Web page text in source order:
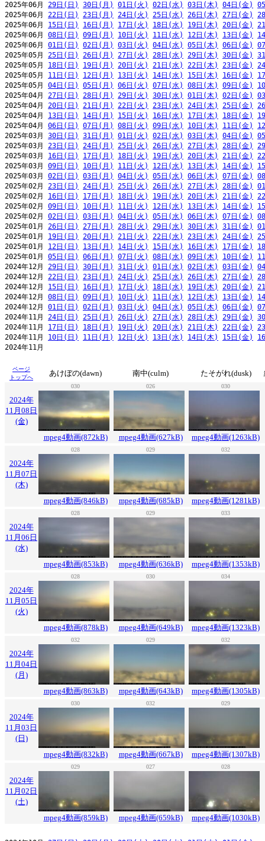
2025年06月 29日(日) 30日(月) 01日(火) 02日(水) 03日(木) 04日(金)
2025年06月 22日(日) 23日(月) 24日(火) 25日(水) 26日(木) 27日(金)
2025年06月 15日(日) 16日(月) 17日(火) 18日(水) 19日(木) 20日(金)
2025年06月 08日(日) 09日(月) 10日(火) 11日(水) 12日(木) 13日(金)
2025年06月 01日(日) 02日(月) 03日(火) 04日(水) 05日(木) 06日(金)
2025年05月 25日(日) 26日(月) 27日(火) 28日(水) 29日(木) 30日(金)
2025年05月 18日(日) 19日(月) 20日(火) 21日(水) 22日(木) 23日(金)
2025年05月 11日(日) 12日(月) 13日(火) 14日(水) 15日(木) 16日(金)
2025年05月 04日(日) 05日(月) 06日(火) 07日(水) 08日(木) 09日(金)
2025年04月 27日(日) 28日(月) 29日(火) 30日(水) 01日(木) 02日(金)
2025年04月 20日(日) 21日(月) 22日(火) 23日(水) 24日(木) 25日(金)
2025年04月 13日(日) 14日(月) 15日(火) 16日(水) 17日(木) 18日(金)
2025年04月 06日(日) 07日(月) 08日(火) 09日(水) 10日(木) 11日(金)
2025年03月 30日(日) 31日(月) 01日(火) 02日(水) 03日(木) 04日(金)
2025年03月 23日(日) 24日(月) 25日(火) 26日(水) 27日(木) 28日(金)
2025年03月 16日(日) 17日(月) 18日(火) 19日(水) 20日(木) 21日(金)
2025年03月 09日(日) 10日(月) 11日(火) 12日(水) 13日(木) 14日(金)
2025年03月 02日(日) 03日(月) 04日(火) 05日(水) 06日(木) 07日(金)
2025年02月 23日(日) 24日(月) 25日(火) 26日(水) 27日(木) 28日(金)
2025年02月 16日(日) 17日(月) 18日(火) 19日(水) 20日(木) 21日(金)
2025年02月 09日(日) 10日(月) 11日(火) 12日(水) 13日(木) 14日(金)
2025年02月 02日(日) 03日(月) 04日(火) 05日(水) 06日(木) 07日(金)
2025年01月 26日(日) 27日(月) 28日(火) 29日(水) 30日(木) 31日(金)
2025年01月 19日(日) 20日(月) 21日(火) 22日(水) 23日(木) 24日(金)
2025年01月 12日(日) 13日(月) 14日(火) 15日(水) 16日(木) 17日(金)
2025年01月 05日(日) 06日(月) 07日(火) 08日(水) 09日(木) 10日(金)
2024年12月 29日(日) 30日(月) 31日(火) 01日(水) 02日(木) 03日(金)
2024年12月 22日(日) 23日(月) 24日(火) 25日(水) 26日(木) 27日(金)
2024年12月 15日(日) 16日(月) 17日(火) 18日(水) 19日(木) 20日(金)
2024年12月 08日(日) 09日(月) 10日(火) 11日(水) 12日(木) 13日(金)
2024年12月 01日(日) 02日(月) 03日(火) 04日(水) 05日(木) 06日(金)
2024年11月 24日(日) 25日(月) 26日(火) 27日(水) 28日(木) 29日(金)
2024年11月 17日(日) 18日(月) 19日(火) 20日(水) 21日(木) 22日(金)
2024年11月 10日(日) 11日(月) 12日(火) 13日(水) 14日(木) 15日(金)
2024年11
ページ
トップへ
あけぼの(dawn) 南中(culm) たそがれ(dusk)
030 026 030
2024年
11月08日
(金)
mpeg4動画(872kB)
mpeg4動画(627kB) mpeg4動画(1263kB)
028 029 032
2024年
11月07日
(木)
mpeg4動画(846kB)
mpeg4動画(685kB) mpeg4動画(1281kB)
028 029 033
2024年
11月06日
(水)
mpeg4動画(853kB)
mpeg4動画(636kB) mpeg4動画(1353kB)
028 030 034
2024年
11月05日
(火)
mpeg4動画(878kB)
mpeg4動画(649kB) mpeg4動画(1323kB)
032 029 032
2024年
11月04日
(月)
mpeg4動画(863kB)
mpeg4動画(643kB) mpeg4動画(1305kB)
030 032 029
2024年
11月03日
(日)
mpeg4動画(832kB)
mpeg4動画(667kB) mpeg4動画(1307kB)
029 027 028
2024年
11月02日
(土)
mpeg4動画(859kB)
mpeg4動画(659kB) mpeg4動画(1030kB)